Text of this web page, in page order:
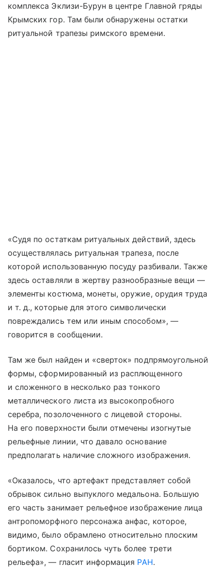
комплекса Эклизи-Бурун в центре Главной гряды
Крымских гор. Там были обнаружены остатки
ритуальной трапезы римского времени.
«Судя по остаткам ритуальных действий, здесь
осуществлялась ритуальная трапеза, после
которой использованную посуду разбивали. Также
здесь оставляли в жертву разнообразные вещи —
элементы костюма, монеты, оружие, орудия труда
и т. д., которые для этого символически
повреждались тем или иным способом», —
говорится в сообщении.
Там же был найден и «сверток» подпрямоугольной
формы, сформированный из расплющенного
и сложенного в несколько раз тонкого
металлического листа из высокопробного
серебра, позолоченного с лицевой стороны.
На его поверхности были отмечены изогнутые
рельефные линии, что давало основание
предполагать наличие сложного изображения.
«Оказалось, что артефакт представляет собой
обрывок сильно выпуклого медальона. Большую
его часть занимает рельефное изображение лица
антропоморфного персонажа анфас, которое,
видимо, было обрамлено относительно плоским
бортиком. Сохранилось чуть более трети
рельефа», — гласит информация РАН.